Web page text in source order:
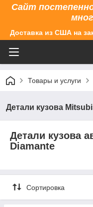
Сайт
Доставка из США на
Товары и услуги
Детали кузова
Детали кузова
Diamante
Сортировка